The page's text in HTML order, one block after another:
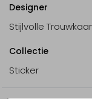
Designer
Stijlvolle
Collectie
Sticker